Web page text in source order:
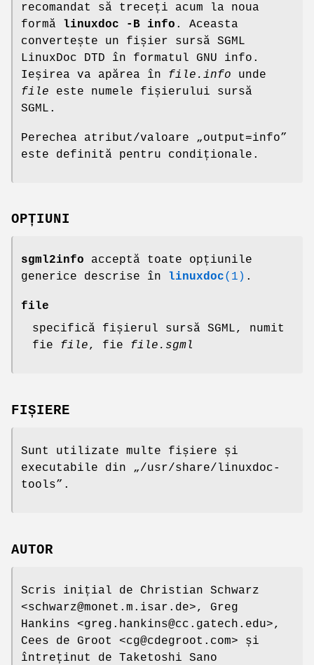
recomandat să treceți acum la noua
formă linuxdoc -B info . Aceasta
convertește un fișier sursă SGML
LinuxDoc DTD în formatul GNU info.
Ieșirea va apărea în file.info unde
file este numele fișierului sursă
SGML.
Perechea atribut/valoare „output=info”
este definită pentru condiționale.
OPȚIUNI
sgml2info acceptă toate opțiunile
generice descrise în
linuxdoc(1) .
file
specifică fișierul sursă SGML, numit
fie file, fie file.sgml
FIȘIERE
Sunt utilizate multe fișiere și
executabile din „/usr/share/linuxdoc-
tools”.
AUTOR
Scris inițial de Christian Schwarz
<schwarz@monet.m.isar.de>, Greg
Hankins <greg.hankins@cc.gatech.edu>,
Cees de Groot <cg@cdegroot.com> și
întreținut de Taketoshi Sano